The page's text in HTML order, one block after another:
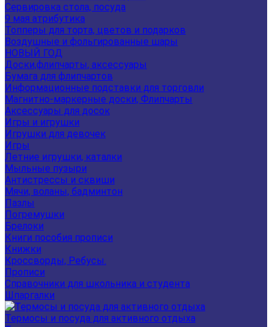
Сервировка стола, посуда
9 мая атрибутика
Топперы для торта, цветов и подарков
Воздушные и фольгированные шары
НОВЫЙ ГОД
Доски,флипчарты, аксессуары
Бумага для флипчартов
Информационные подставки для торговли
Магнитно-маркерные доски, Флипчарты
Аксессуары для досок
Игры и игрушки
Игрушки для девочек
Игры
Летние игрушки, каталки
Мыльные пузыри
Антистрессы и сквиши
Мячи, воланы, бадминтон
Пазлы
Погремушки
Брелоки
Книги пособия прописи
Книжки
Кроссворды, Ребусы.
Прописи
Справочники для школьника и студента
Шпаргалки
Термосы и посуда для активного отдыха